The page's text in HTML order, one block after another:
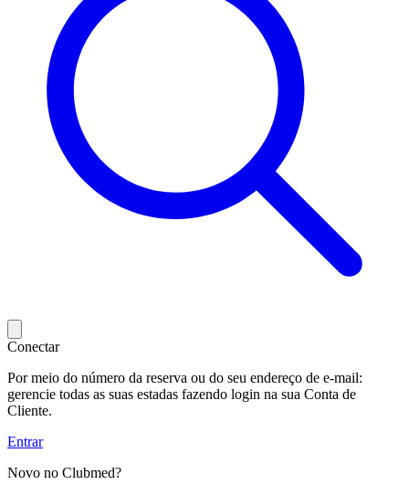
Conectar
Por meio do número da reserva ou do seu endereço de e-mail:
gerencie todas as suas estadas fazendo login na sua Conta de
Cliente.
Entrar
Novo no Clubmed?